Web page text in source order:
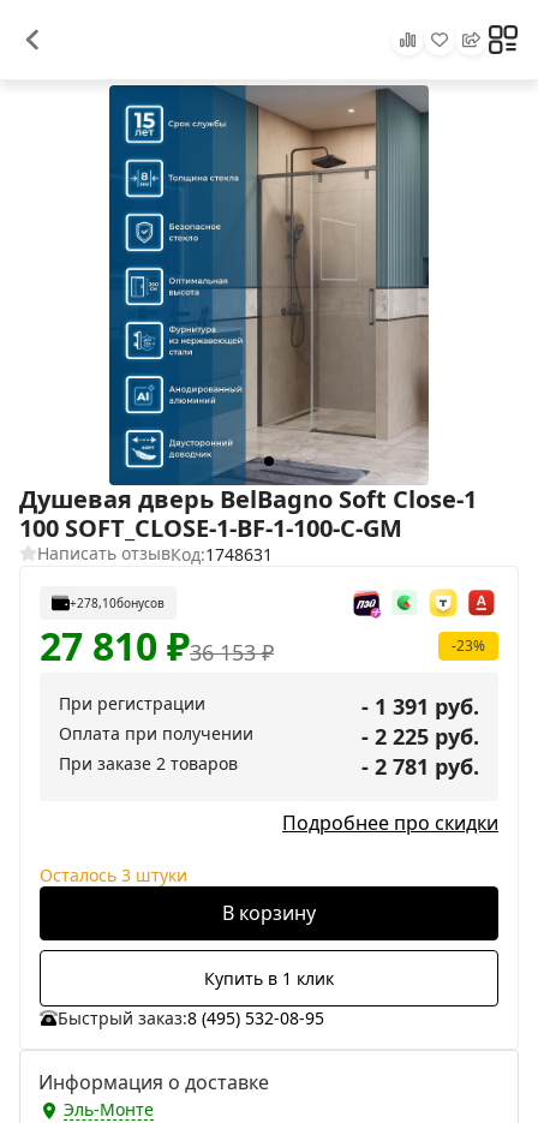
Душевая дверь BelBagno Soft Close-1
100 SOFT_CLOSE-1-BF-1-100-C-GM
Написать отзывКод:1748631
+278,10бонусов
36 153₽
27 810₽ -23%
При регистрации - 1 391 руб.
Оплата при получении - 2 225 руб.
При заказе 2 товаров - 2 781 руб.
Подробнее про скидки
Осталось 3 штуки
В корзину
Купить в 1 клик
Быстрый заказ:8 (495) 532-08-95
Информация о доставке
Эль-Монте